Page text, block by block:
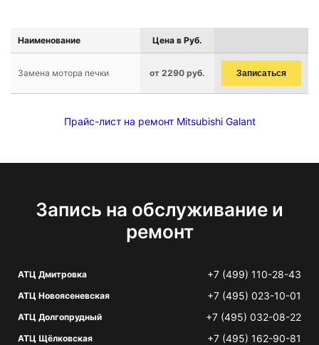
Наименование Цена в Руб.
Замена мотора печки от 2290 руб. Записаться
Прайс-лист на ремонт Mitsubishi Galant
Запись на обслуживание и
ремонт
АТЦ Дмитровка +7 (499) 110-28-43
АТЦ Новоясеневская +7 (495) 023-10-01
АТЦ Долгопрудный +7 (495) 032-08-22
АТЦ Щёлковская +7 (495) 162-90-81